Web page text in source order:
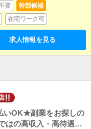
要
幹部候補
在宅ワーク可
求人情報を見る
いOK★副業をお探しの
はの高収入・高待遇で